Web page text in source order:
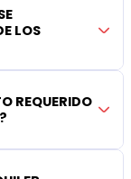
LOS
REQUERIDO